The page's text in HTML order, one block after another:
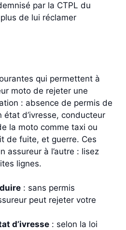
par la CTPL du
de lui réclamer
qui permettent à
moto de rejeter une
: absence de permis de
d’ivresse, conducteur
la moto comme taxi ou
de fuite, et guerre. Ces
assureur à l’autre : lisez
lignes.
: sans permis
peut rejeter votre
d’ivresse : selon la loi